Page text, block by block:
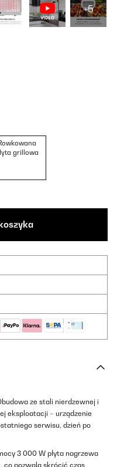
+5
grillowa
ze stali nierdzewnej i
eksploatacji – urządzenie
serwisu, dzień po
3 000 W płyta nagrzewa
co pozwala skrócić czas